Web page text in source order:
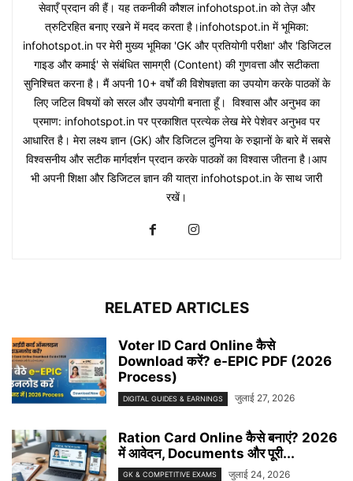
सेवाएँ प्रदान की हैं। यह तकनीकी कौशल infohotspot.in को तेज़ और
त्रुटिरहित बनाए रखने में मदद करता है।infohotspot.in में भूमिका:
infohotspot.in पर मेरी मुख्य भूमिका 'GK और प्रतियोगी परीक्षा' और 'डिजिटल
गाइड और कमाई' से संबंधित सामग्री (Content) की गुणवत्ता और सटीकता
सुनिश्चित करना है। मैं अपनी 10+ वर्षों की विशेषज्ञता का उपयोग करके पाठकों के
लिए जटिल विषयों को सरल और उपयोगी बनाता हूँ। विश्वास और अनुभव का
प्रमाण: infohotspot.in पर प्रकाशित प्रत्येक लेख मेरे पेशेवर अनुभव पर
आधारित है। मेरा लक्ष्य ज्ञान (GK) और डिजिटल दुनिया के रुझानों के बारे में सबसे
विश्वसनीय और सटीक मार्गदर्शन प्रदान करके पाठकों का विश्वास जीतना है।आप
भी अपनी शिक्षा और डिजिटल ज्ञान की यात्रा infohotspot.in के साथ जारी
रखें।
RELATED ARTICLES
Voter ID Card Online कैसे
Download करें? e-EPIC PDF (2026
Process)
DIGITAL GUIDES & EARNINGS जुलाई 27, 2026
Ration Card Online कैसे बनाएं? 2026
में आवेदन, Documents और पूरी...
GK & COMPETITIVE EXAMS जुलाई 24, 2026